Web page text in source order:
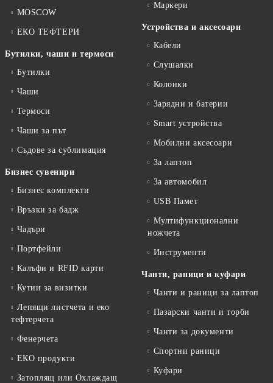
MOSCOW
ЕКО ТЕФТЕРИ
Бутилки, чаши и термоси
Бутилки
Чаши
Термоси
Чаши за път
Съдове за сублимация
Бизнес сувенири
Бизнес комплекти
Връзки за бадж
Чадъри
Портфейли
Калъфи и RFID карти
Кутии за визитки
Лепящи листчета и еко
тефтeрчета
Фенерчета
ЕКО продукти
Затоплящ или Охлаждащ
Маркери
Устройства и аксесоари
Кабели
Слушалки
Колонки
Зарядни и батерии
Smart устройства
Мобилни аксесоари
За лаптоп
За автомобил
USB Памет
Мултифункционални
ножчета
Инструменти
Чанти, раници и куфари
Чанти и раници за лаптоп
Пазарски чанти и торби
Чанти за документи
Спортни раници
Куфари